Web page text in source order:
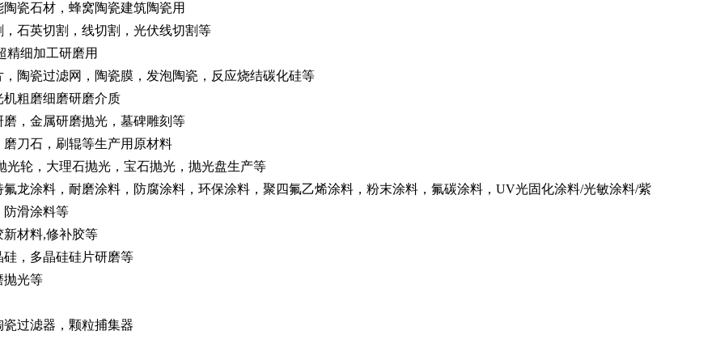
瓷石材，蜂窝陶瓷建筑陶瓷用
石英切割，线切割，光伏线切割等
精细加工研磨用
，陶瓷过滤网，陶瓷膜，发泡陶瓷，反应烧结碳化硅等
粗磨细磨研磨介质
，金属研磨抛光，墓碑雕刻等
刀石，刷辊等生产用原材料
光轮，大理石抛光，宝石抛光，抛光盘生产等
龙涂料，耐磨涂料，防腐涂料，环保涂料，聚四氟乙烯涂料，粉末涂料，氟碳涂料，UV光固化涂料/光敏涂料/紫
防滑涂料等
材料,修补胶等
，多晶硅硅片研磨等
抛光等
过滤器，颗粒捕集器